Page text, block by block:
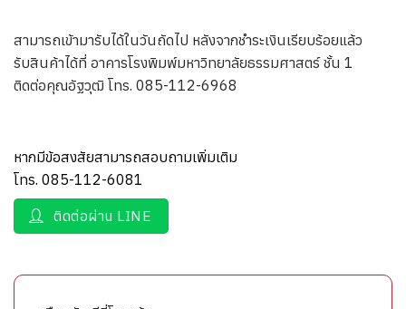
สามารถเข้ามารับได้ในวันถัดไป หลังจากชำระเงินเรียบร้อยแล้ว
รับสินค้าได้ที่ อาคารโรงพิมพ์มหาวิทยาลัยธรรมศาสตร์ ชั้น 1
ติดต่อคุณอัฐวุฒิ โทร. 085-112-6968
หากมีข้อสงสัยสามารถสอบถามเพิ่มเติม
โทร. 085-112-6081
ติดต่อผ่าน LINE